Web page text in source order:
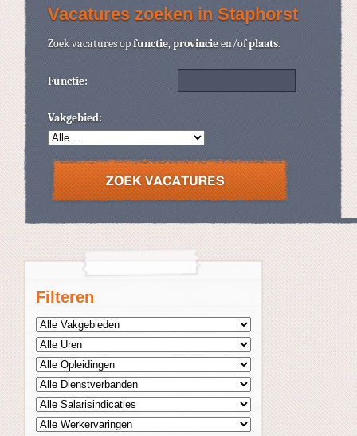
Filteren
Vacatures zoeken in Staphorst
Zoek vacatures opfunctie,provincieen/ofplaats.
Functie:
Vakgebied: